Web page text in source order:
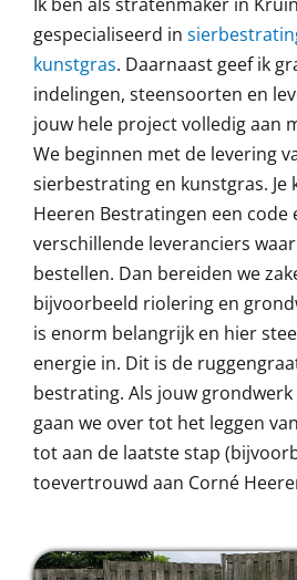
gespecialiseerd in
kunstgras. Daarnaast geef ik
indelingen, steensoorten en
jouw hele project volledig aan
We beginnen met de levering
sierbestrating en kunstgras. Je
Heeren Bestratingen een code
verschillende leveranciers
bestellen. Dan bereiden we
bijvoorbeeld riolering en
is enorm belangrijk en hier
energie in. Dit is de
bestrating. Als jouw
gaan we over tot het leggen
tot aan de laatste stap
toevertrouwd aan Corné